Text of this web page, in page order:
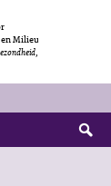
Milieu